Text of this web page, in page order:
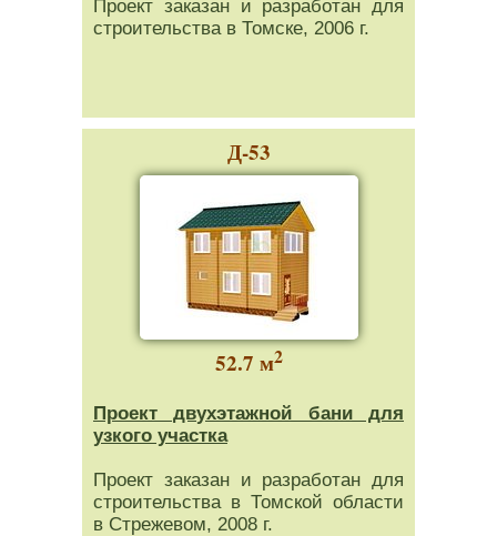
Проект заказан и разработан для
строительства в Томске, 2006 г.
Д-53
52.7 м2
Проект двухэтажной бани для
узкого участка
Проект заказан и разработан для
строительства в Томской области
в Стрежевом, 2008 г.